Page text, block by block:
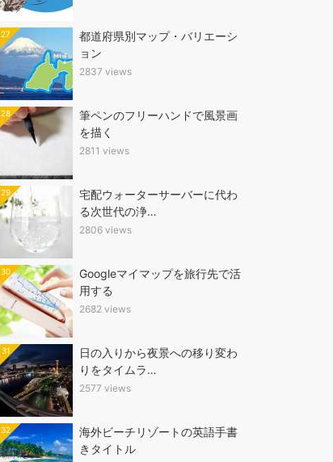
27
都道府県別マップ・バリエーシ
ョン
2837 views
28
筆ペンのフリーハンドで風景画
を描く
2811 views
29
宅配ウォーターサーバーに代わ
る次世代の浄…
2806 views
30
Googleマイマップを旅行先で活
用する
2682 views
31
日の入りから夜景への移り変わ
りをタイムラ…
2577 views
32
海外ビーチリゾートの英語手書
きタイトル